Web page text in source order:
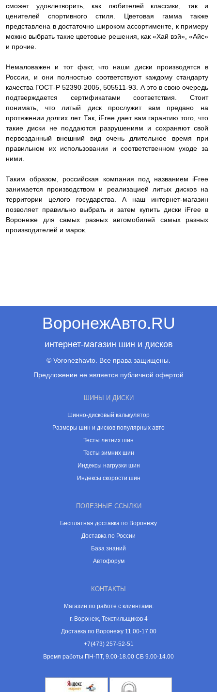
сможет удовлетворить, как любителей классики, так и
ценителей спортивного стиля. Цветовая гамма также
представлена в достаточно широком ассортименте, к примеру
можно выбрать такие цветовые решения, как «Хай вэй», «Айс»
и прочие.
Немаловажен и тот факт, что наши диски производятся в
России, и они полностью соответствуют каждому стандарту
качества ГОСТ-Р 52390-2005, 505511-93. А это в свою очередь
подтверждается сертификатами соответствия. Стоит
понимать, что литый диск прослужит вам предано на
протяжении долгих лет. Так, iFree дает вам гарантию того, что
такие диски не поддаются разрушениям и сохраняют свой
первозданный внешний вид очень длительное время при
правильном их использовании и соответственном уходе за
ними.
Таким образом, российская компания под названием iFree
занимается производством и реализацией литых дисков на
территории целого государства. А наш интернет-магазин
позволяет правильно выбрать и затем купить диски iFree в
Воронеже для самых разных автомобилей самых разных
производителей и марок.
ВоронежАвто.RU
интернет-магазин шин и дисков
© Voronezhavto. Все права защищены.
Предложение не является публичной офертой
ШИНЫ И ДИСКИ
Шинно-дисковый калькулятор
Размеры шин и дисков популярных авто
Тесты летних шин
Тесты зимних шин
Индексы нагрузки шин
Индексы скорости шин
ПОЛЕЗНЫЕ ССЫЛКИ
Бесплатная доставка по Воронежу
Доставка по России
База знаний
Автофорум
КОНТАКТЫ
Магазин по работе с клиентами:
г. Воронеж, Текстильщиков 4
Доставка по Воронежу 11.00-17.00
+7(473) 257-52-51
Время работы ПН-ПТ, 9.00-18.00 СБ 9.00-14.00